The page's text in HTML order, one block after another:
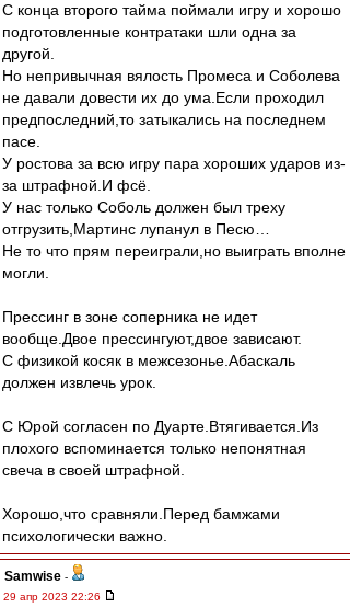
С конца второго тайма поймали игру и хорошо
подготовленные контратаки шли одна за
другой.
Но непривычная вялость Промеса и Соболева
не давали довести их до ума.Если проходил
предпоследний,то затыкались на последнем
пасе.
У ростова за всю игру пара хороших ударов из-
за штрафной.И фсё.
У нас только Соболь должен был треху
отгрузить,Мартинс лупанул в Песю…
Не то что прям переиграли,но выиграть вполне
могли.
Прессинг в зоне соперника не идет
вообще.Двое прессингуют,двое зависают.
С физикой косяк в межсезонье.Абаскаль
должен извлечь урок.
С Юрой согласен по Дуарте.Втягивается.Из
плохого вспоминается только непонятная
свеча в своей штрафной.
Хорошо,что сравняли.Перед бамжами
психологически важно.
Samwise -
29 апр 2023 22:26